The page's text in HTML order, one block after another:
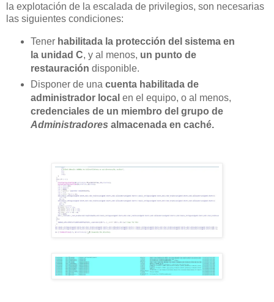
la explotación de la escalada de privilegios, son necesarias
las siguientes condiciones:
Tener habilitada la protección del sistema en
la unidad C, y al menos, un punto de
restauración disponible.
Disponer de una cuenta habilitada de
administrador local en el equipo, o al menos,
credenciales de un miembro del grupo de
Administradores almacenada en caché.